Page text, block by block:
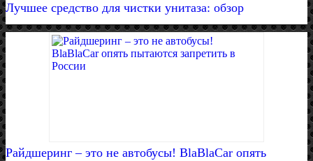
Лучшее средство для чистки унитаза: обзор
Райдшеринг – это не автобусы! BlaBlaCar опять